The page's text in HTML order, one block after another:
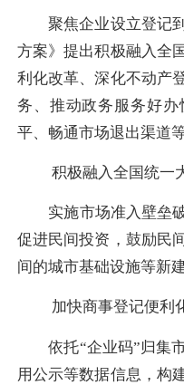
聚焦企业设立登记到
方案》提出积极融入全
利化改革、深化不动产
务、推动政务服务好
平、畅通市场退出渠道等
积极融入全国统一
实施市场准入壁垒破
促进民间投资，鼓励民
间的城市基础设施等新建
加快商事登记便利
依托“企业码”归集市
用公示等数据信息，构